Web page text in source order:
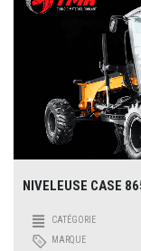
NIVELEUSE CASE
CATÉGORIE
MARQUE